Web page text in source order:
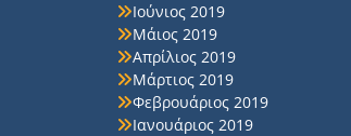
Ιούνιος 2019
Μάιος 2019
Απρίλιος 2019
Μάρτιος 2019
Φεβρουάριος 2019
Ιανουάριος 2019